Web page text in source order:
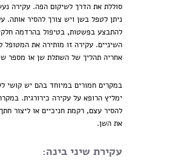
סוללת את הדרך לשיקום הפה. עקירה
ניתן לטפל בשן ויש צורך להסיר אותה.
להתבצע בפשטות, בטיפול בהרדמה
השיניים. עקירה זו מותירה את המטופל
אחריה תהליך של השתלת שן או מספר
במקרים חמורים במיוחד בהם יש קושי
ימליץ הרופא על עקירה כירורגית.
להסיר עצם, רקמת חניכיים או ליצור
את השן.
עקירת שיני בינה: